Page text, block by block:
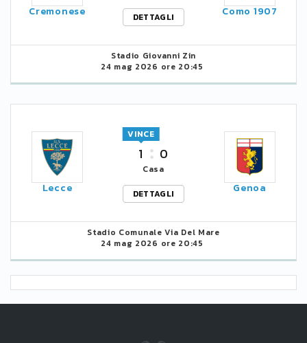
Cremonese
DETTAGLI
Como 1907
Stadio Giovanni Zin
24 mag 2026 ore 20:45
Lecce
1
VINCE
0
Casa
DETTAGLI
Genoa
Stadio Comunale Via Del Mare
24 mag 2026 ore 20:45